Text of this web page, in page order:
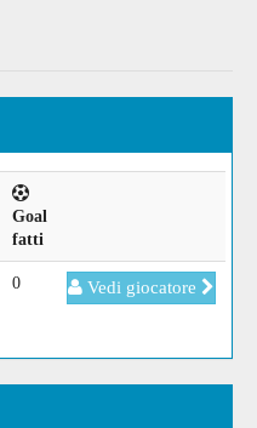
Goal
fatti
0 Vedi giocatore